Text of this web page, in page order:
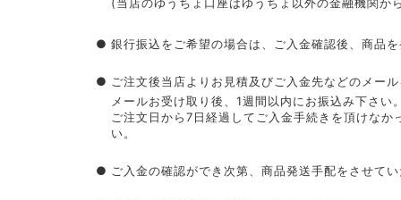
● 銀行振込をご希望の場合は、ご入金確認後、商品
● ご注文後当店よりお見積及びご入金先などのメー
メールお受け取り後、1週間以内にお振込み下さい
ご注文日から7日経過してご入金手続きを頂けな
い。
● ご入金の確認ができ次第、商品発送手配をさせて